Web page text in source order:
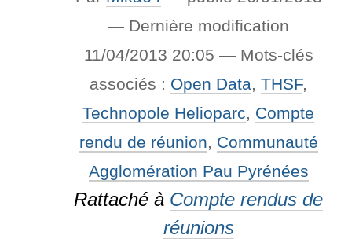
— Dernière modification
11/04/2013 20:05 — Mots-clés
associés : Open Data,THSF,
Technopole Helioparc, Compte
rendu de réunion, Communauté
Agglomération Pau Pyrénées
Rattaché à Compte rendus de
réunions